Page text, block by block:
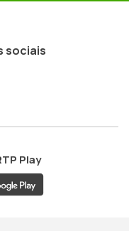
sociais
Play